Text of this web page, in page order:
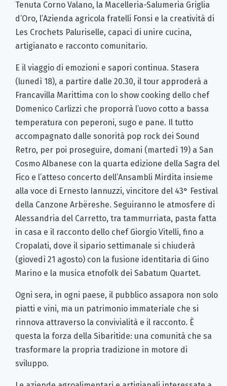
Tenuta Corno Valano, la Macelleria-Salumeria Griglia
d’Oro, l’Azienda agricola fratelli Fonsi e la creatività di
Les Crochets Paluriselle, capaci di unire cucina,
artigianato e racconto comunitario.
E il viaggio di emozioni e sapori continua. Stasera
(lunedì 18), a partire dalle 20.30, il tour approderà a
Francavilla Marittima con lo show cooking dello chef
Domenico Carlizzi che proporrà l’uovo cotto a bassa
temperatura con peperoni, sugo e pane. Il tutto
accompagnato dalle sonorità pop rock dei Sound
Retro, per poi proseguire, domani (martedì 19) a San
Cosmo Albanese con la quarta edizione della Sagra del
Fico e l’atteso concerto dell’Ansambli Mirdita insieme
alla voce di Ernesto Iannuzzi, vincitore del 43° Festival
della Canzone Arbëreshe. Seguiranno le atmosfere di
Alessandria del Carretto, tra tammurriata, pasta fatta
in casa e il racconto dello chef Giorgio Vitelli, fino a
Cropalati, dove il sipario settimanale si chiuderà
(giovedì 21 agosto) con la fusione identitaria di Gino
Marino e la musica etnofolk dei Sabatum Quartet.
Ogni sera, in ogni paese, il pubblico assapora non solo
piatti e vini, ma un patrimonio immateriale che si
rinnova attraverso la convivialità e il racconto. È
questa la forza della Sibaritide: una comunità che sa
trasformare la propria tradizione in motore di
sviluppo.